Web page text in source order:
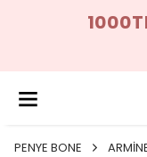
PENYE BONE